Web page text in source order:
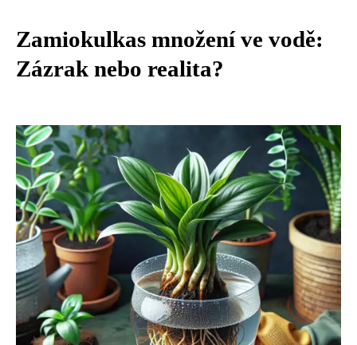
Zamiokulkas množení ve vodě:
Zázrak nebo realita?